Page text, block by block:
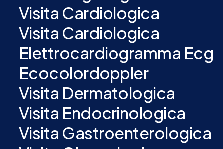
Visita Cardiologica
Visita Cardiologica
Elettrocardiogramma Ecg
Ecocolordoppler
Visita Dermatologica
Visita Endocrinologica
Visita Gastroenterologica